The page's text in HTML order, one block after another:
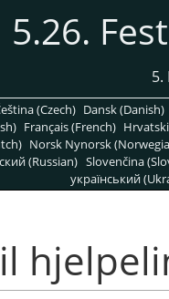
5.26.
5.
(Czech) Dansk (Danish)
Français (French)
Norsk Nynorsk
(Russian) Slovenčina
український